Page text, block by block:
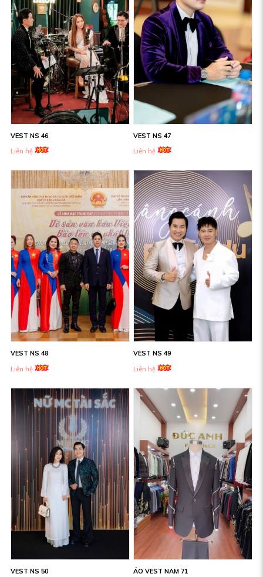
VEST NS 46
Liên hệ
VEST NS 47
Liên hệ
VEST NS 48
Liên hệ
VEST NS 49
Liên hệ
VEST NS 50
ÁO VEST NAM 71